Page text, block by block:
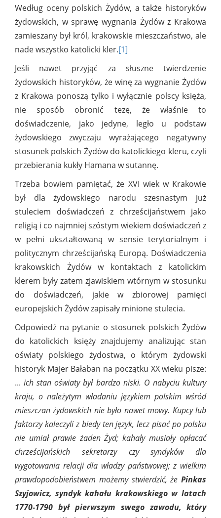
Według oceny polskich Żydów, a także historyków
żydowskich, w sprawę wygnania Żydów z Krakowa
zamieszany był król, krakowskie mieszczaństwo, ale
nade wszystko katolicki kler.[1]
Jeśli nawet przyjąć za słuszne twierdzenie
żydowskich historyków, że winę za wygnanie Żydów
z Krakowa ponoszą tylko i wyłącznie polscy księża,
nie sposób obronić tezę, że właśnie to
doświadczenie, jako jedyne, legło u podstaw
żydowskiego zwyczaju wyrażającego negatywny
stosunek polskich Żydów do katolickiego kleru, czyli
przebierania kukły Hamana w sutannę.
Trzeba bowiem pamiętać, że XVI wiek w Krakowie
był dla żydowskiego narodu szesnastym już
stuleciem doświadczeń z chrześcijaństwem jako
religią i co najmniej szóstym wiekiem doświadczeń z
w pełni ukształtowaną w sensie terytorialnym i
politycznym chrześcijańską Europą. Doświadczenia
krakowskich Żydów w kontaktach z katolickim
klerem były zatem zjawiskiem wtórnym w stosunku
do doświadczeń, jakie w zbiorowej pamięci
europejskich Żydów zapisały minione stulecia.
Odpowiedź na pytanie o stosunek polskich Żydów
do katolickich księży znajdujemy analizując stan
oświaty polskiego żydostwa, o którym żydowski
historyk Majer Bałaban na początku XX wieku pisze:
...ich stan oświaty był bardzo niski. O nabyciu kultury
kraju, o należytym władaniu językiem polskim wśród
mieszczan żydowskich nie było nawet mowy. Kupcy lub
faktorzy kaleczyli z biedy ten język, lecz pisać po polsku
nie umiał prawie żaden Żyd; kahały musiały opłacać
chrześcijańskich sekretarzy czy syndyków dla
wygotowania relacji dla władzy państwowej; z wielkim
prawdopodobieństwem możemy stwierdzić, że Pinkas
Szyjowicz, syndyk kahału krakowskiego w latach
1770-1790 był pierwszym swego zawodu, który